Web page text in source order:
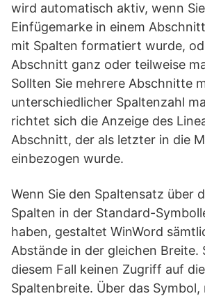
wird automatisch aktiv, wenn
Einfügemarke in einem
mit Spalten formatiert wurde,
Abschnitt ganz oder teilweise
Sollten Sie mehrere Abschnitte
unterschiedlicher Spaltenzahl
richtet sich die Anzeige des
Abschnitt, der als letzter in die
einbezogen wurde.
Wenn Sie den Spaltensatz über
Spalten in der Standard-
haben, gestaltet WinWord
Abstände in der gleichen Breite.
diesem Fall keinen Zugriff auf
Spaltenbreite. Über das Symbol,